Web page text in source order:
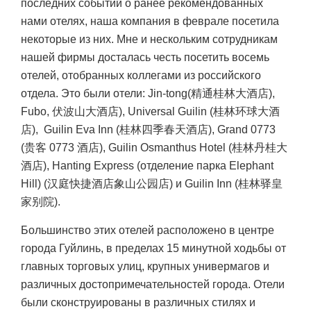
последних событий о ранее рекомендованных
нами отелях, наша компания в феврале посетила
некоторые из них. Мне и нескольким сотрудникам
нашей фирмы досталась честь посетить восемь
отелей, отобранных коллегами из российского
отдела. Это были отели: Jin-tong(精通桂林大酒店),
Fubo, 伏波山大酒店), Universal Guilin (桂林环球大酒
店), Guilin Eva Inn (桂林四季春天酒店), Grand 0773
(贵客 0773 酒店), Guilin Osmanthus Hotel (桂林丹桂大
酒店), Hanting Express (отделение парка Elephant
Hill) (汉庭快捷酒店象山公园店) и Guilin Inn (桂林驿皇
家别院).
Большинство этих отелей расположено в центре
города Гуйлинь, в пределах 15 минутной ходьбы от
главных торговых улиц, крупных универмагов и
различных достопримечательностей города. Отели
были сконструированы в различных стилях и